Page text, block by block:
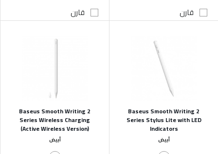
قارن قارن
أبيض
Baseus Smooth Writing 2
Series Stylus Lite with LED
Indicators
أبيض
Baseus Smooth Writing 2
Series Wireless Charging
(Active Wireless Version)